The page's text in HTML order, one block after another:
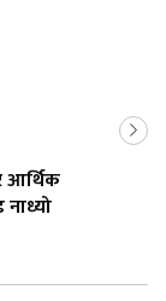
आर्थिक